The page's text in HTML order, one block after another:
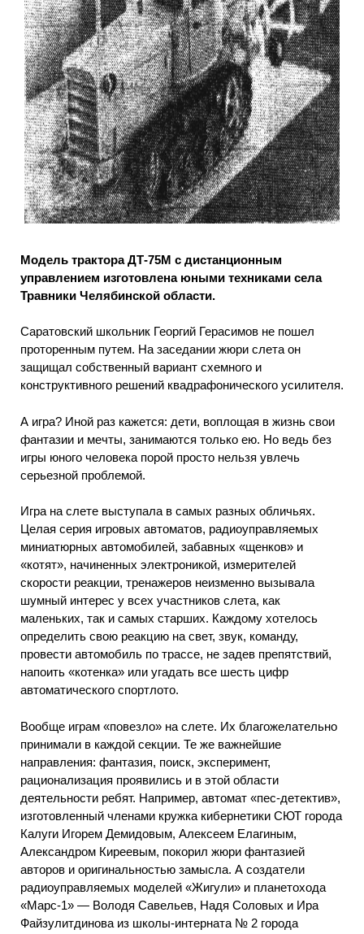
Модель трактора ДТ-75М с дистанционным
управлением изготовлена юными техниками села
Травники Челябинской области.
Саратовский школьник Георгий Герасимов не пошел
проторенным путем. На заседании жюри слета он
защищал собственный вариант схемного и
конструктивного решений квадрафонического усилителя.
А игра? Иной раз кажется: дети, воплощая в жизнь свои
фантазии и мечты, занимаются только ею. Но ведь без
игры юного человека порой просто нельзя увлечь
серьезной проблемой.
Игра на слете выступала в самых разных обличьях.
Целая серия игровых автоматов, радиоуправляемых
миниатюрных автомобилей, забавных «щенков» и
«котят», начиненных электроникой, измерителей
скорости реакции, тренажеров неизменно вызывала
шумный интерес у всех участников слета, как
маленьких, так и самых старших. Каждому хотелось
определить свою реакцию на свет, звук, команду,
провести автомобиль по трассе, не задев препятствий,
напоить «котенка» или угадать все шесть цифр
автоматического спортлото.
Вообще играм «повезло» на слете. Их благожелательно
принимали в каждой секции. Те же важнейшие
направления: фантазия, поиск, эксперимент,
рационализация проявились и в этой области
деятельности ребят. Например, автомат «пес-детектив»,
изготовленный членами кружка кибернетики СЮТ города
Калуги Игорем Демидовым, Алексеем Елагиным,
Александром Киреевым, покорил жюри фантазией
авторов и оригинальностью замысла. А создатели
радиоуправляемых моделей «Жигули» и планетохода
«Марс-1» — Володя Савельев, Надя Соловых и Ира
Файзулитдинова из школы-интерната № 2 города